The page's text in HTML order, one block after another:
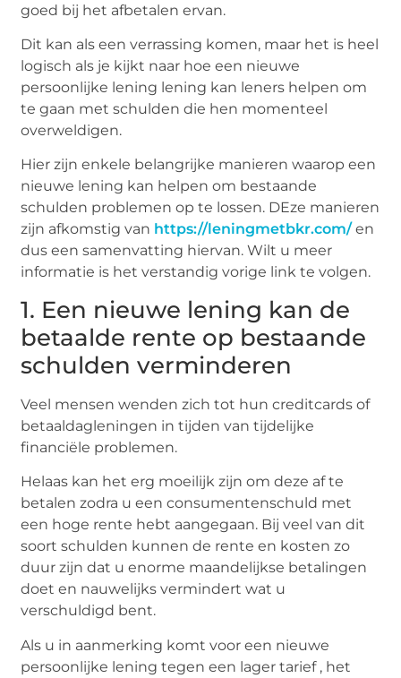
goed bij het afbetalen ervan.
Dit kan als een verrassing komen, maar het is heel
logisch als je kijkt naar hoe een nieuwe
persoonlijke lening lening kan leners helpen om
te gaan met schulden die hen momenteel
overweldigen.
Hier zijn enkele belangrijke manieren waarop een
nieuwe lening kan helpen om bestaande
schulden problemen op te lossen. DEze manieren
zijn afkomstig van https://leningmetbkr.com/ en
dus een samenvatting hiervan. Wilt u meer
informatie is het verstandig vorige link te volgen.
1. Een nieuwe lening kan de
betaalde rente op bestaande
schulden verminderen
Veel mensen wenden zich tot hun creditcards of
betaaldagleningen in tijden van tijdelijke
financiële problemen.
Helaas kan het erg moeilijk zijn om deze af te
betalen zodra u een consumentenschuld met
een hoge rente hebt aangegaan. Bij veel van dit
soort schulden kunnen de rente en kosten zo
duur zijn dat u enorme maandelijkse betalingen
doet en nauwelijks vermindert wat u
verschuldigd bent.
Als u in aanmerking komt voor een nieuwe
persoonlijke lening tegen een lager tarief , het